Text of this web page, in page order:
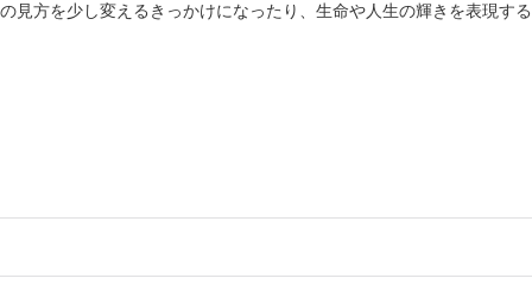
見方を少し変えるきっかけになったり、生命や人生の輝きを表現す